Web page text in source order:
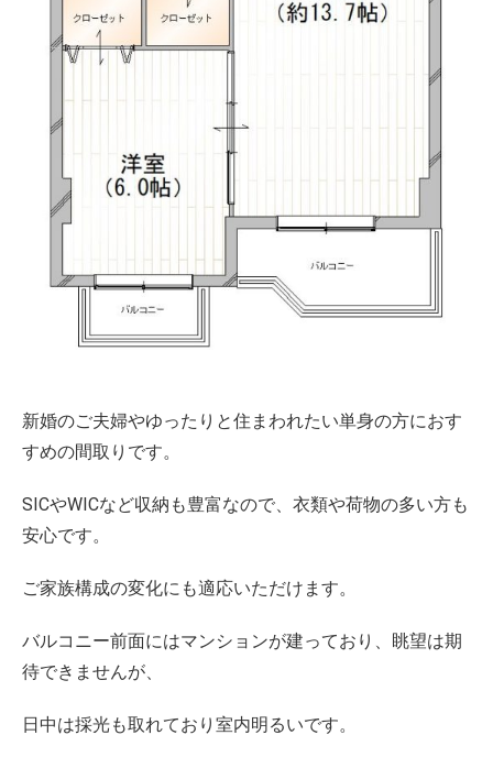
新婚のご夫婦やゆったりと住まわれたい単身の方におす
すめの間取りです。
SICやWICなど収納も豊富なので、衣類や荷物の多い方も
安心です。
ご家族構成の変化にも適応いただけます。
バルコニー前面にはマンションが建っており、眺望は期
待できませんが、
日中は採光も取れており室内明るいです。